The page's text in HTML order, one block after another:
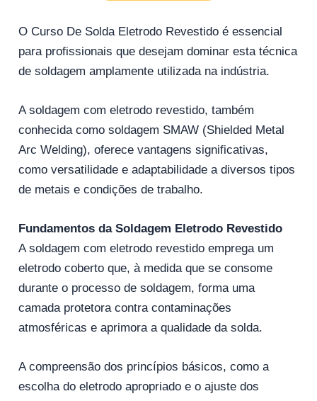
O Curso De Solda Eletrodo Revestido é essencial
para profissionais que desejam dominar esta técnica
de soldagem amplamente utilizada na indústria.
A soldagem com eletrodo revestido, também
conhecida como soldagem SMAW (Shielded Metal
Arc Welding), oferece vantagens significativas,
como versatilidade e adaptabilidade a diversos tipos
de metais e condições de trabalho.
Fundamentos da Soldagem Eletrodo Revestido
A soldagem com eletrodo revestido emprega um
eletrodo coberto que, à medida que se consome
durante o processo de soldagem, forma uma
camada protetora contra contaminações
atmosféricas e aprimora a qualidade da solda.
A compreensão dos princípios básicos, como a
escolha do eletrodo apropriado e o ajuste dos